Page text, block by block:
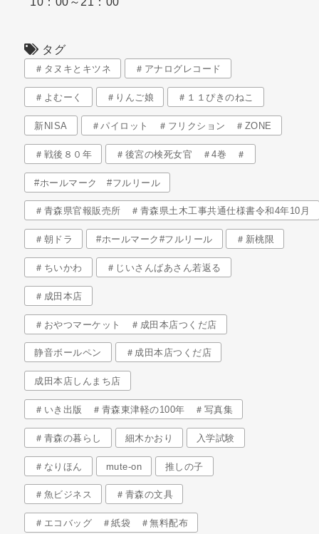
タグ
＃タヌキとキツネ ＃アナログレコード
＃よむーく ＃りんご娘 ＃１１ぴきのねこ
新NISA ＃パイロット ＃フリクション ＃ZONE
＃戦後８０年 ＃後宮の検死女官 ＃4巻 ＃
#ホールマーク #フルリール
＃青森県官報販売所 ＃青森県土木工事共通仕様書令和4年10月
＃朝ドラ #ホールマーク#フルリール ＃新桃限
＃ちいかわ ＃じいさんばあさん若返る
＃成田本店
＃おやつマーケット ＃成田本店つくだ店
静音ボールペン ＃成田本店つくだ店
成田本店しんまち店
＃いき出版 ＃青森東津軽の100年 ＃写真集
＃青森の暮らし 細木かおり 入学試験
＃なりほん mute-on 推しの子
＃魚ビジネス ＃青森の文具
＃エコバッグ ＃紙袋 ＃無料配布